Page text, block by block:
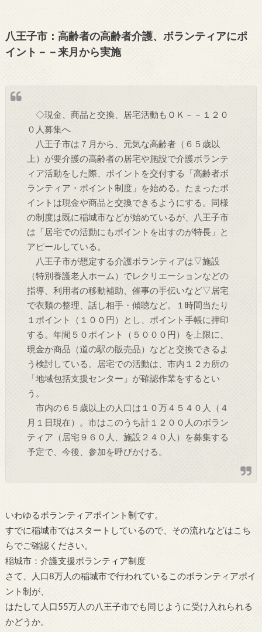
八王子市：高齢者の高齢者介護、ボランティアにポ
イント－－来月から実施
◇現金、商品と交換、居宅活動もＯＫ－－１２０
０人募集へ
八王子市は７月から、元気な高齢者（６５歳以
上）が要介護の高齢者の居宅や施設で介護ボランテ
ィア活動をした際、ポイントを交付する「高齢者ボ
ランティア・ポイント制度」を始める。たまったポ
イントは現金や商品と交換できるようにする。同様
の制度は既に稲城市などが始めているが、八王子市
は「居宅での活動にもポイントを出すのが特長」と
アピールしている。
八王子市が想定する介護ボランティアは▽施設
（特別養護老人ホーム）でレクリエーションなどの
指導、利用者の移動補助、催事の手伝いなど▽居宅
で衣類の整理、話し相手・傾聴など。１時間当たり
１ポイント（１００円）とし、ポイント手帳に押印
する。年間５０ポイント（５０００円）を上限に、
現金か商品（道の駅の販売品）などと交換できるよ
う検討している。居宅での活動は、市内１２カ所の
「地域包括支援センター」が確認作業をするとい
う。
市内の６５歳以上の人口は１０万４５４０人（４
月１日現在）。市はこのうち計１２００人のボラン
ティア（居宅９６０人、施設２４０人）を募集する
予定で、今後、参加を呼びかける。
いわゆるボランティアポイント制です。
すでに稲城市ではスタートしているので、その流れなどはこち
らでご確認ください。
稲城市：介護支援ボランティア制度
さて、人口8万人の稲城市で行われているこのボランティアポイ
ント制が、
はたして人口55万人の八王子市でも同じように受け入れられる
かどうか。